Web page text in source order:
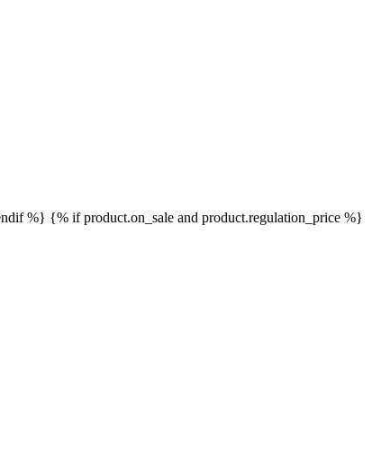
%} {% if product.on_sale and product.regulation_price %}